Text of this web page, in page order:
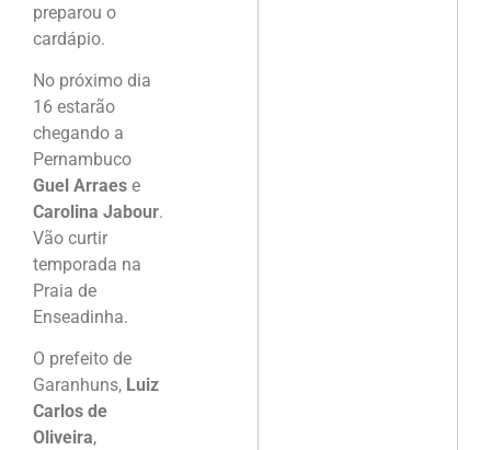
preparou o
cardápio.
No próximo dia
16 estarão
chegando a
Pernambuco
Guel Arraes e
Carolina Jabour.
Vão curtir
temporada na
Praia de
Enseadinha.
O prefeito de
Garanhuns, Luiz
Carlos de
Oliveira,